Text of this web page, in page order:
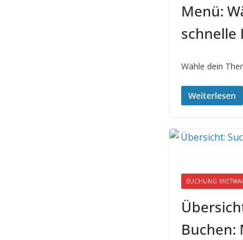
Menü:
schnelle
Wähle dein
Weiterlesen
BUCHUNG
Buchen: